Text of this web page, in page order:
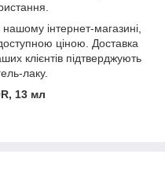
інтернет-магазині,
ціною. Доставка
клієнтів підтверджують
лаку.
13 мл